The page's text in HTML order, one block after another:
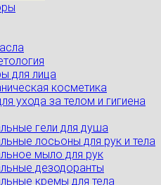
для лица
косметика
ухода за телом и гигиена
гели для душа
лосьоны для рук и тела
мыло для рук
дезодоранты
кремы для тела